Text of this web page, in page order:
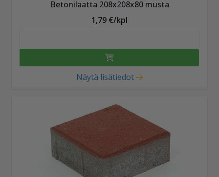
Betonilaatta 208x208x80 musta
1,79 €/kpl
Näytä lisätiedot